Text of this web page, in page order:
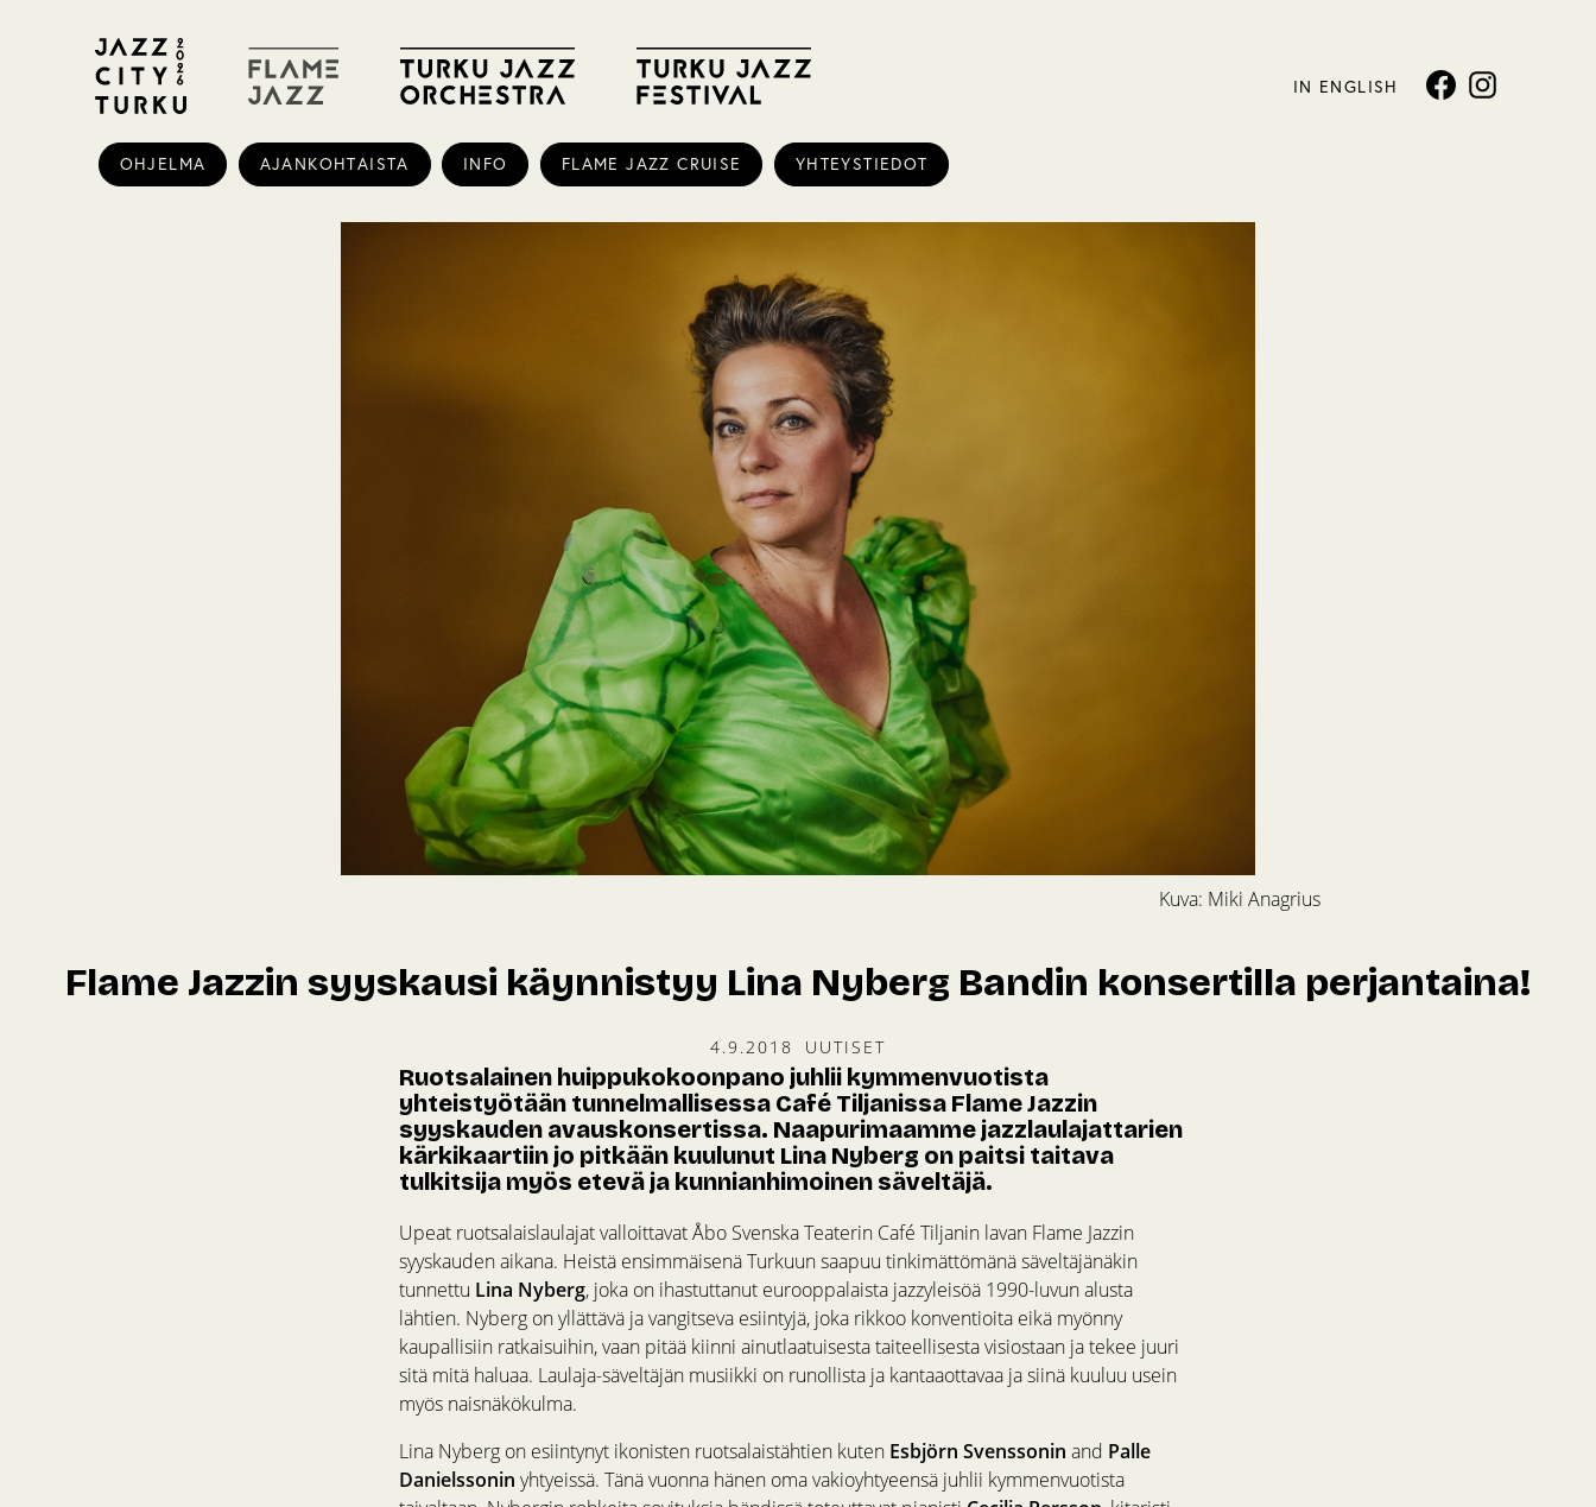
IN ENGLISH
OHJELMA AJANKOHTAISTA INFO FLAME JAZZ CRUISE YHTEYSTIEDOT
Kuva: Miki Anagrius
Flame Jazzin syyskausi käynnistyy Lina Nyberg Bandin konsertilla perjantaina!
4.9.2018 UUTISET
Ruotsalainen huippukokoonpano juhlii kymmenvuotista
yhteistyötään tunnelmallisessa Café Tiljanissa Flame Jazzin
syyskauden avauskonsertissa. Naapurimaamme jazzlaulajattarien
kärkikaartiin jo pitkään kuulunut Lina Nyberg on paitsi taitava
tulkitsija myös etevä ja kunnianhimoinen säveltäjä.
Upeat ruotsalaislaulajat valloittavat Åbo Svenska Teaterin Café Tiljanin lavan Flame Jazzin
syyskauden aikana. Heistä ensimmäisenä Turkuun saapuu tinkimättömänä säveltäjänäkin
tunnettu Lina Nyberg, joka on ihastuttanut eurooppalaista jazzyleisöä 1990-luvun alusta
lähtien. Nyberg on yllättävä ja vangitseva esiintyjä, joka rikkoo konventioita eikä myönny
kaupallisiin ratkaisuihin, vaan pitää kiinni ainutlaatuisesta taiteellisesta visiostaan ja tekee juuri
sitä mitä haluaa. Laulaja-säveltäjän musiikki on runollista ja kantaaottavaa ja siinä kuuluu usein
myös naisnäkökulma.
Lina Nyberg on esiintynyt ikonisten ruotsalaistähtien kuten Esbjörn Svenssonin and Palle
Danielssonin yhtyeissä. Tänä vuonna hänen oma vakioyhtyeensä juhlii kymmenvuotista